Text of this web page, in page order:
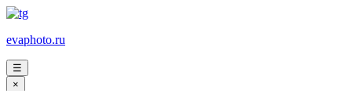
evaphoto.ru
☰
×